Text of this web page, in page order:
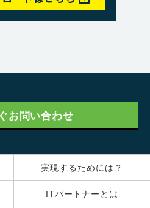
お問い合わせ
実現するためには？
ITパートナーとは